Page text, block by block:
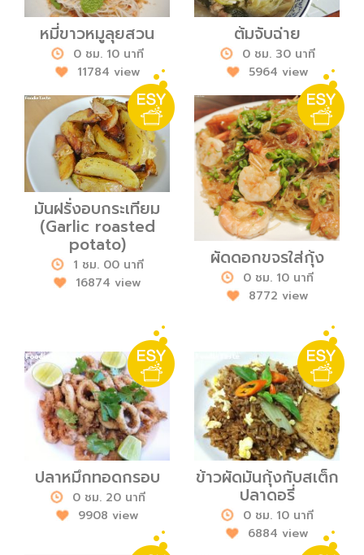
หมี่ขาวหมูลุยสวน
0 ชม. 10 นาที
11784 view
ต้มจับฉ่าย
0 ชม. 30 นาที
5964 view
มันฝรั่งอบกระเทียม
(Garlic roasted
potato)
1 ชม. 00 นาที
16874 view
ผัดดอกขจรใส่กุ้ง
0 ชม. 10 นาที
8772 view
ปลาหมึกทอดกรอบ
0 ชม. 20 นาที
9908 view
ข้าวผัดมันกุ้งกับสเต็ก
ปลาดอรี่
0 ชม. 10 นาที
6884 view